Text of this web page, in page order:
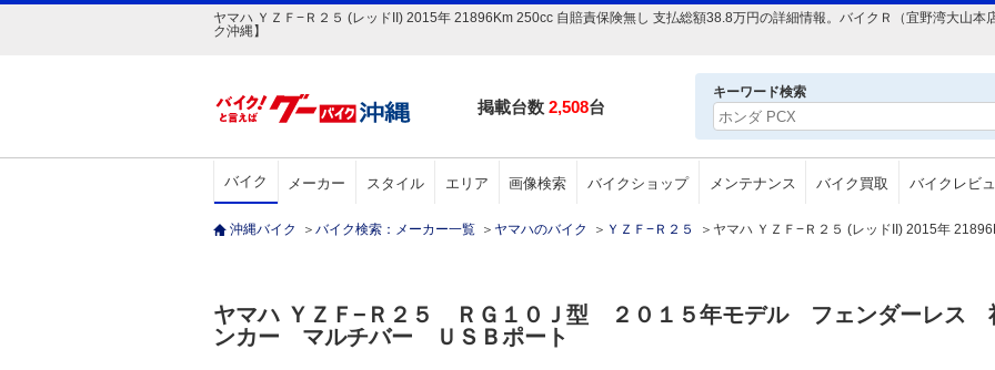
ヤマハ ＹＺＦ−Ｒ２５ (レッドII) 2015年 21896Km 250cc 自賠責保険無し 支払総額38.8万円の詳細情報。バイクＲ（宜野湾大山本
ク沖縄】
掲載台数 2,508台
キーワード検索
バイク メーカー スタイル エリア 画像検索 バイクショップ メンテナンス バイク買取 バイクレビ
沖縄バイク ＞ バイク検索：メーカー一覧 ＞ ヤマハのバイク ＞ ＹＺＦ−Ｒ２５ ＞ ヤマハ ＹＺＦ−Ｒ２５ (レッドII) 2015年
ヤマハ ＹＺＦ−Ｒ２５ ＲＧ１０Ｊ型 ２０１５年モデル フェンダーレス
ンカー マルチバー ＵＳＢポート